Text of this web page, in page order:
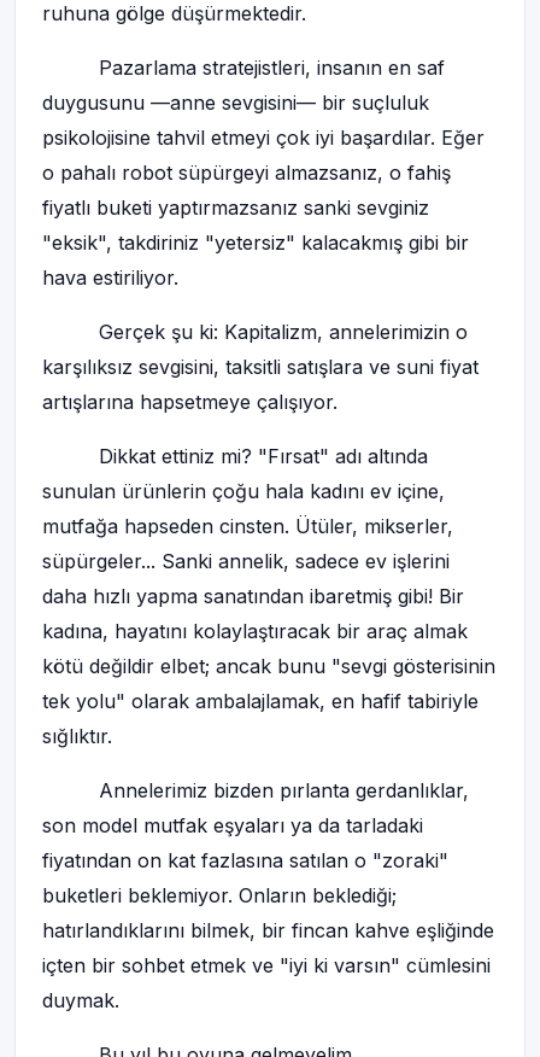
ruhuna gölge düşürmektedir.
Pazarlama stratejistleri, insanın en saf
duygusunu —anne sevgisini— bir suçluluk
psikolojisine tahvil etmeyi çok iyi başardılar. Eğer
o pahalı robot süpürgeyi almazsanız, o fahiş
fiyatlı buketi yaptırmazsanız sanki sevginiz
"eksik", takdiriniz "yetersiz" kalacakmış gibi bir
hava estiriliyor.
Gerçek şu ki: Kapitalizm, annelerimizin o
karşılıksız sevgisini, taksitli satışlara ve suni fiyat
artışlarına hapsetmeye çalışıyor.
Dikkat ettiniz mi? "Fırsat" adı altında
sunulan ürünlerin çoğu hala kadını ev içine,
mutfağa hapseden cinsten. Ütüler, mikserler,
süpürgeler... Sanki annelik, sadece ev işlerini
daha hızlı yapma sanatından ibaretmiş gibi! Bir
kadına, hayatını kolaylaştıracak bir araç almak
kötü değildir elbet; ancak bunu "sevgi gösterisinin
tek yolu" olarak ambalajlamak, en hafif tabiriyle
sığlıktır.
Annelerimiz bizden pırlanta gerdanlıklar,
son model mutfak eşyaları ya da tarladaki
fiyatından on kat fazlasına satılan o "zoraki"
buketleri beklemiyor. Onların beklediği;
hatırlandıklarını bilmek, bir fincan kahve eşliğinde
içten bir sohbet etmek ve "iyi ki varsın" cümlesini
duymak.